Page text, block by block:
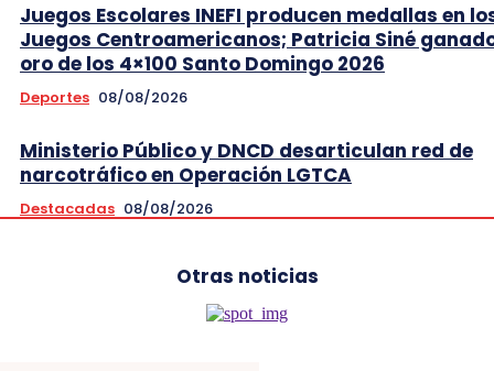
Juegos Escolares INEFI producen medallas en
Juegos Centroamericanos; Patricia Siné
oro de los 4×100 Santo Domingo 2026
Deportes 08/08/2026
Ministerio Público y DNCD desarticulan red de
narcotráfico en Operación LGTCA
Destacadas 08/08/2026
Otras noticias